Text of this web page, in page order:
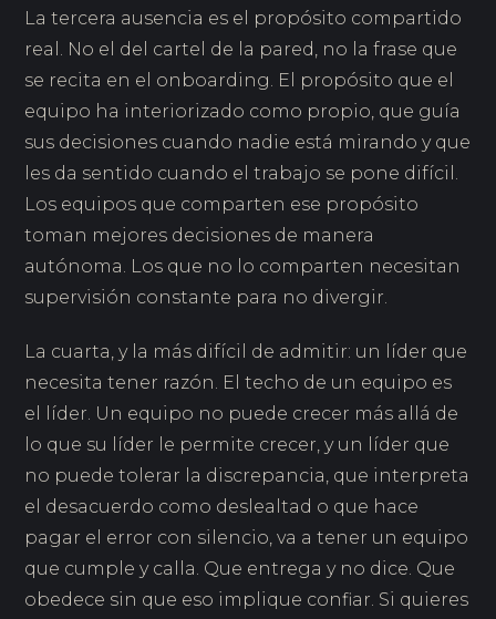
La tercera ausencia es el propósito compartido
real. No el del cartel de la pared, no la frase que
se recita en el onboarding. El propósito que el
equipo ha interiorizado como propio, que guía
sus decisiones cuando nadie está mirando y que
les da sentido cuando el trabajo se pone difícil.
Los equipos que comparten ese propósito
toman mejores decisiones de manera
autónoma. Los que no lo comparten necesitan
supervisión constante para no divergir.
La cuarta, y la más difícil de admitir: un líder que
necesita tener razón. El techo de un equipo es
el líder. Un equipo no puede crecer más allá de
lo que su líder le permite crecer, y un líder que
no puede tolerar la discrepancia, que interpreta
el desacuerdo como deslealtad o que hace
pagar el error con silencio, va a tener un equipo
que cumple y calla. Que entrega y no dice. Que
obedece sin que eso implique confiar. Si quieres